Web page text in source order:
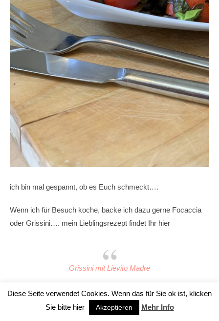
ich bin mal gespannt, ob es Euch schmeckt….
Wenn ich für Besuch koche, backe ich dazu gerne Focaccia
oder Grissini…. mein Lieblingsrezept findet Ihr hier
Grissini mit Lievito Madre
Für mich selbst dann natürlich die glutenfreie Variante (Ohne
Diese Seite verwendet Cookies. Wenn das für Sie ok ist, klicken
Sie bitte hier
Akzeptieren Mehr Info